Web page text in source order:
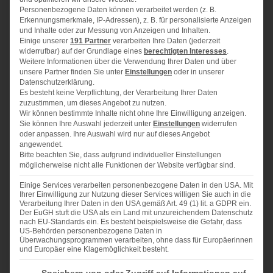
1/2TL Backpulver
175 gZucker
250 gkalte Butter
1Eigelb
etwas Salz
2EL flüssiger Honig
1/2TL Zimt
200 ggehackte Haselnüsse
200 ggehackte Mandeln
200 gKuchenglasur (hell oder dunkel, was Ihr lieber
mögt)
ZUBEREITUNG
Mehl, Backpulver, 75 g Zucker, 150 g Butter, Eigelb
und eine Prise Salz mit den Knethaken des
Personenbezogene Daten können verarbeitet werden (z. B.
Erkennungsmerkmale, IP-Adressen), z. B. für personalisierte Anzeigen
und Inhalte oder zur Messung von Anzeigen und Inhalten.
Einige unserer 191 Partner verarbeiten Ihre Daten (jederzeit
widerrufbar) auf der Grundlage eines berechtigten Interesses.
Weitere Informationen über die Verwendung Ihrer Daten und über
unsere Partner finden Sie unter Einstellungen oder in unserer
Datenschutzerklärung.
Es besteht keine Verpflichtung, der Verarbeitung Ihrer Daten
zuzustimmen, um dieses Angebot zu nutzen.
Wir können bestimmte Inhalte nicht ohne Ihre Einwilligung anzeigen.
Sie können Ihre Auswahl jederzeit unter Einstellungen widerrufen
oder anpassen. Ihre Auswahl wird nur auf dieses Angebot
angewendet.
Bitte beachten Sie, dass aufgrund individueller Einstellungen
möglicherweise nicht alle Funktionen der Website verfügbar sind.
Einige Services verarbeiten personenbezogene Daten in den USA. Mit
Ihrer Einwilligung zur Nutzung dieser Services willigen Sie auch in die
Verarbeitung Ihrer Daten in den USA gemäß Art. 49 (1) lit. a GDPR ein.
Der EuGH stuft die USA als ein Land mit unzureichendem Datenschutz
nach EU-Standards ein. Es besteht beispielsweise die Gefahr, dass
US-Behörden personenbezogene Daten in
Überwachungsprogrammen verarbeiten, ohne dass für Europäerinnen
und Europäer eine Klagemöglichkeit besteht.
Im Folgenden finden Sie eine Liste der Zwecke des IAB Transparency and